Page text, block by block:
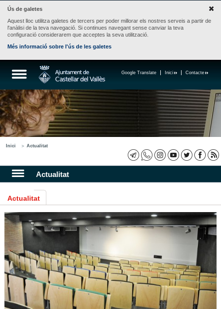
Ús de galetes
Aquest lloc utilitza galetes de tercers per poder millorar els nostres serveis a partir de
l'anàlisi de la teva navegació. Si continues navegant sense canviar la teva
configuració considerarem que acceptes la seva utilització.
Més informació sobre l'ús de les galetes
Contacte
Inici
Google Translate
Inici Actualitat
Actualitat
Actualitat